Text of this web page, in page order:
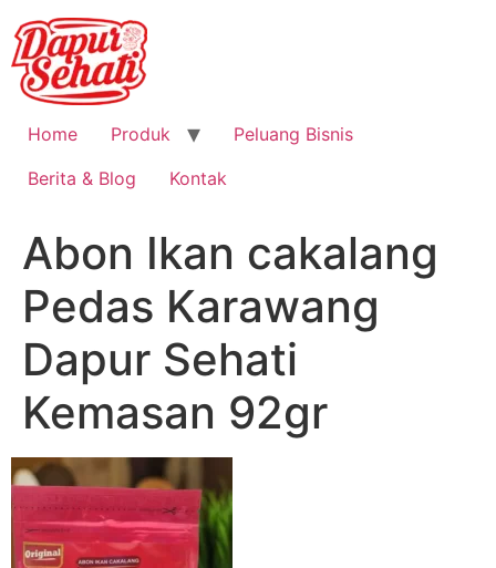
Home Produk
Peluang Bisnis
Berita & Blog
Kontak
Abon Ikan cakalang
Pedas Karawang
Dapur Sehati
Kemasan 92gr